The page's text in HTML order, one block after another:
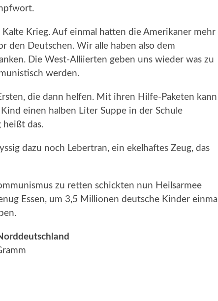
Kalte Krieg. Auf einmal hatten die Amerikaner mehr
den Deutschen. Wir alle haben also dem
Die West-Alliierten geben uns wieder was zu
werden.
die dann helfen. Mit ihren Hilfe-Paketen kann
einen halben Liter Suppe in der Schule
heißt das.
dazu noch Lebertran, ein ekelhaftes Zeug, das
zu retten schickten nun Heilsarmee
Essen, um 3,5 Millionen deutsche Kinder einmal